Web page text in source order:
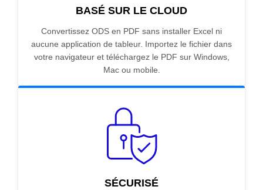
BASÉ SUR LE CLOUD
Convertissez ODS en PDF sans installer Excel ni
aucune application de tableur. Importez le fichier dans
votre navigateur et téléchargez le PDF sur Windows,
Mac ou mobile.
SÉCURISÉ